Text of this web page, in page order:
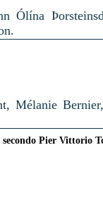
Ólína
Mélanie
Pier Vittorio